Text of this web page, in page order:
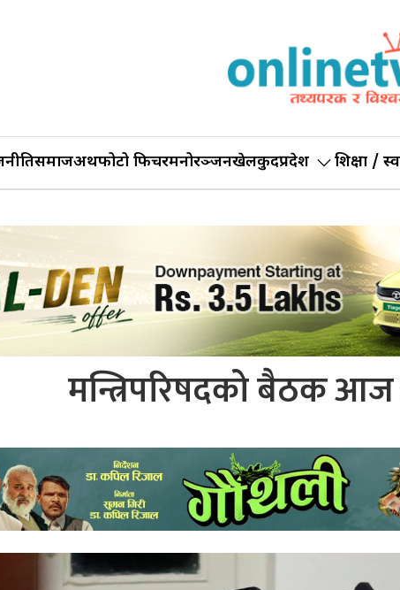
समाजअर्थफोटो फिचरमनोरञ्जनखेलकुदप्रदेश शिक्षा /
मन्त्रिपरिषदको बैठक